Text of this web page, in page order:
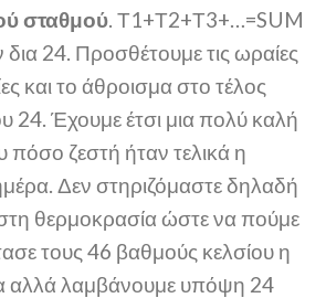
σταθμού. Τ1+Τ2+Τ3+…=SUM
24. Προσθέτουμε τις ωραίες
και το άθροισμα στο τέλος
24. Έχουμε έτσι μια πολύ καλή
πόσο ζεστή ήταν τελικά η
Δεν στηριζόμαστε δηλαδή
θερμοκρασία ώστε να πούμε
τους 46 βαθμούς κελσίου η
αλλά λαμβάνουμε υπόψη 24